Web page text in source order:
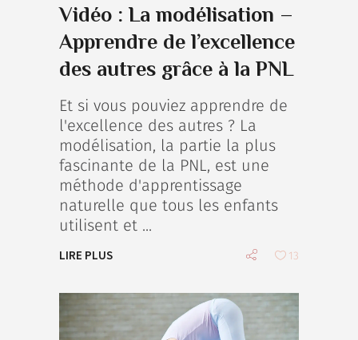
Vidéo : La modélisation –
Apprendre de l’excellence
des autres grâce à la PNL
Et si vous pouviez apprendre de
l'excellence des autres ? La
modélisation, la partie la plus
fascinante de la PNL, est une
méthode d'apprentissage
naturelle que tous les enfants
utilisent et
LIRE PLUS 13